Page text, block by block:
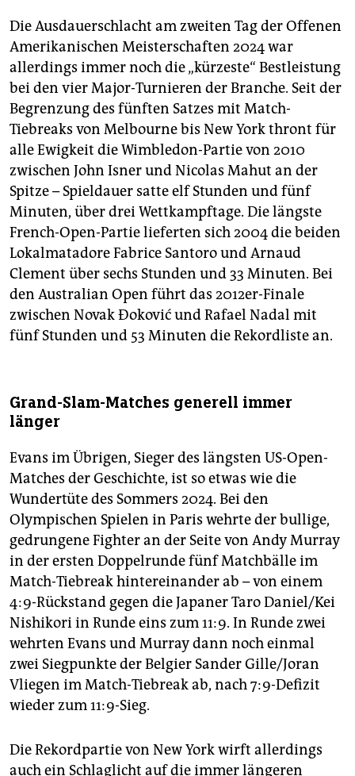
Die Ausdauerschlacht am zweiten Tag der Offenen
Amerikanischen Meisterschaften 2024 war
allerdings immer noch die „kürzeste“ Bestleistung
bei den vier Major-Turnieren der Branche. Seit der
Begrenzung des fünften Satzes mit Match-
Tiebreaks von Melbourne bis New York thront für
alle Ewigkeit die Wimbledon-Partie von 2010
zwischen John Isner und Nicolas Mahut an der
Spitze – Spieldauer satte elf Stunden und fünf
Minuten, über drei Wettkampftage. Die längste
French-Open-Partie lieferten sich 2004 die beiden
Lokalmatadore Fabrice Santoro und Arnaud
Clement über sechs Stunden und 33 Minuten. Bei
den Australian Open führt das 2012er-Finale
zwischen Novak Đoković und Rafael Nadal mit
fünf Stunden und 53 Minuten die Rekordliste an.
Grand-Slam-Matches generell immer
länger
Evans im Übrigen, Sieger des längsten US-Open-
Matches der Geschichte, ist so etwas wie die
Wundertüte des Sommers 2024. Bei den
Olympischen Spielen in Paris wehrte der bullige,
gedrungene Fighter an der Seite von Andy Murray
in der ersten Doppelrunde fünf Matchbälle im
Match-Tiebreak hintereinander ab – von einem
4:9-Rückstand gegen die Japaner Taro Daniel/Kei
Nishikori in Runde eins zum 11:9. In Runde zwei
wehrten Evans und Murray dann noch einmal
zwei Siegpunkte der Belgier Sander Gille/Joran
Vliegen im Match-Tiebreak ab, nach 7:9-Defizit
wieder zum 11:9-Sieg.
Die Rekordpartie von New York wirft allerdings
auch ein Schlaglicht auf die immer längeren